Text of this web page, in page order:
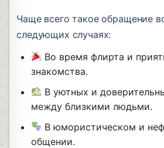
Чаще всего такое обращение
следующих случаях:
Во время флирта и
знакомства.
В уютных и
между близкими людьми.
В юмористическом и
общении.